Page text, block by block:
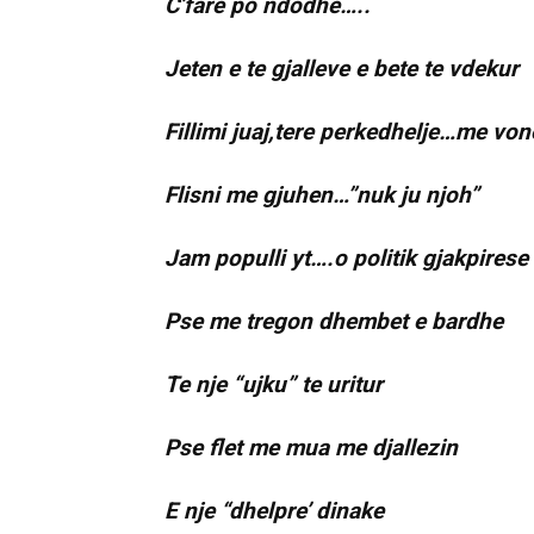
Jeten e te gjalleve e bete te vdekur
Fillimi juaj,tere perkedhelje…me
Flisni me gjuhen…”nuk ju njoh”
Jam populli yt….o politik gjakpirese
Pse me tregon dhembet e bardhe
Te nje “ujku” te uritur
Pse flet me mua me djallezin
E nje “dhelpre’ dinake